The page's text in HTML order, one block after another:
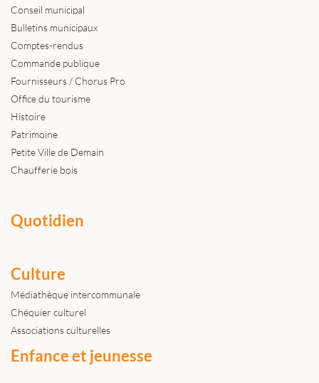
Conseil municipal
Bulletins municipaux
Comptes-rendus
Commande publique
Fournisseurs / Chorus Pro
Office du tourisme
Histoire
Patrimoine
Petite Ville de Demain
Chaufferie bois
Quotidien
Culture
Médiathèque intercommunale
Chéquier culturel
Associations culturelles
Enfance et jeunesse